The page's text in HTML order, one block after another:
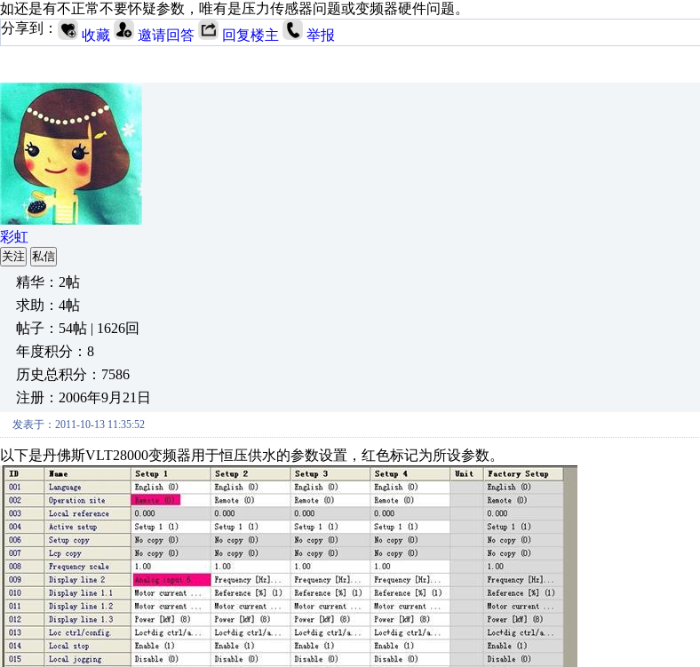
如还是有不正常不要怀疑参数，唯有是压力传感器问题或变频器硬件问题。
分享到：
收藏 邀请回答 回复楼主 举报
彩虹
关注 私信
精华：2帖
求助：4帖
帖子：54帖 | 1626回
年度积分：8
历史总积分：7586
注册：2006年9月21日
发表于：2011-10-13 11:35:52
以下是丹佛斯VLT28000变频器用于恒压供水的参数设置，红色标记为所设参数。